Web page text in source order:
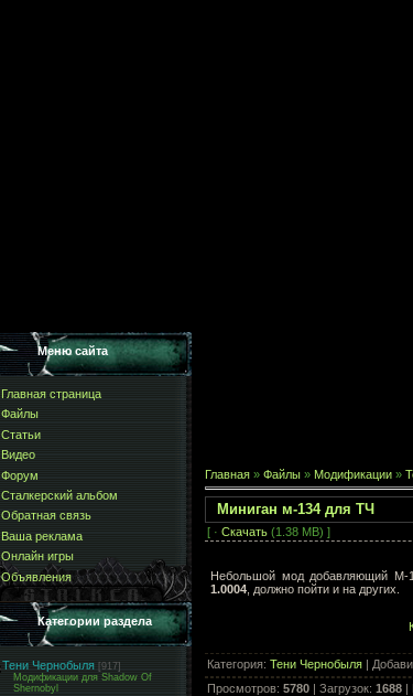
Меню сайта
Главная страница
Файлы
Статьи
Видео
Форум
Сталкерский альбом
Обратная связь
Ваша реклама
Онлайн игры
Объявления
Категории раздела
Тени Чернобыля [917]
Модификации для Shadow Of
Shernobyl
Главная » Файлы » Модификации »
Миниган м-134 для ТЧ
[ · Скачать (1.38 MB) ]
Небольшой мод добавляющий
1.0004 , должно пойти и на других.
Категория: Тени Чернобыля |
Просмотров: 5780 | Загрузок: 1688 |